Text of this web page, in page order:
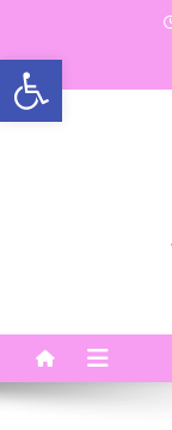
Abrir a
content